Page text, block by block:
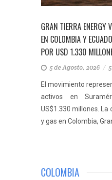
GRAN TIERRA ENERGY
EN COLOMBIA Y
POR USD 1.330
5 de Agosto, 2026 /
El movimiento
activos en
US$1.330 millones.
y gas en Colombia,
think of the Memovox
COLOMBIA